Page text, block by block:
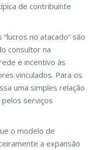
de contribuinte
no atacado” são
consultor na
e incentivo às
vinculados. Para os
uma simples relação
serviços
o modelo de
a expansão